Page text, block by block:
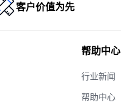
客户价值为先
帮助中心
行业新闻
帮助中心